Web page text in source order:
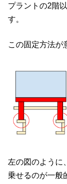
プラントの2階
す。
この固定方法が
左の図のように
乗せるのが一般